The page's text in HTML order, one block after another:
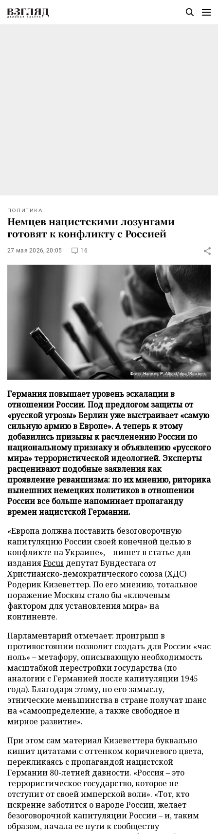
ПОЛИТИКА
Немцев нацистскими лозунгами
готовят к конфликту с Россией
27 мая 2026, 20:05 16
Фото: Hannes P. Albert/dpa/Reuters
Германия повышает уровень эскалации в
отношении России. Под предлогом защиты от
«русской угрозы» Берлин уже выстраивает «самую
сильную армию в Европе». А теперь к этому
добавились призывы к расчленению России по
национальному признаку и объявлению «русского
мира» террористической идеологией. Эксперты
расценивают подобные заявления как
проявление реваншизма: по их мнению, риторика
нынешних немецких политиков в отношении
России все больше напоминает пропаганду
времен нацистской Германии.
«Европа должна поставить безоговорочную
капитуляцию России своей конечной целью в
конфликте на Украине», – пишет в статье для
изданияFocus депутат Бундестага от
Христианско-демократического союза (ХДС)
Родерик Кизеветтер. По его мнению, тотальное
поражение Москвы стало бы «ключевым
фактором для установления мира» на
континенте.
Парламентарий отмечает: проигрыш в
противостоянии позволит создать для России «час
ноль» – метафору, описывающую необходимость
масштабной перестройки государства (по
аналогии с Германией после капитуляции 1945
года). Благодаря этому, по его замыслу,
этнические меньшинства в стране получат шанс
на «самоопределение, а также свободное и
мирное развитие».
При этом сам материал Кизеветтера буквально
кишит цитатами с оттенком коричневого цвета,
перекликаясь с пропагандой нацистской
Германии 80-летней давности. «Россия – это
террористическое государство, которое не
отступит от своей имперской воли». «Тот, кто
искренне заботится о народе России, желает
безоговорочной капитуляции России – и, таким
образом, начала ее пути к сообществу